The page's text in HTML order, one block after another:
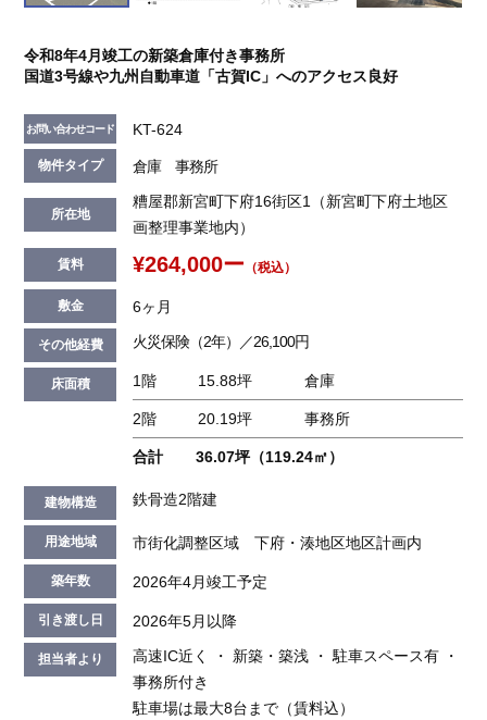
令和8年4月竣工の新築倉庫付き事務所
国道3号線や九州自動車道「古賀IC」へのアクセス良好
お問い合わせコード KT-624
物件タイプ 倉庫 事務所
所在地
糟屋郡新宮町下府16街区1（新宮町下府土地区
画整理事業地内）
賃料 ¥264,000ー （税込）
敷金 6ヶ月
その他経費 火災保険（2年）／26,100円
床面積 1階 15.88坪 倉庫
2階 20.19坪 事務所
合計 36.07坪（119.24㎡）
建物構造 鉄骨造2階建
用途地域 市街化調整区域 下府・湊地区地区計画内
築年数 2026年4月竣工予定
引き渡し日 2026年5月以降
担当者より
高速IC近く ・ 新築・築浅 ・ 駐車スペース有 ・
事務所付き
駐車場は最大8台まで（賃料込）